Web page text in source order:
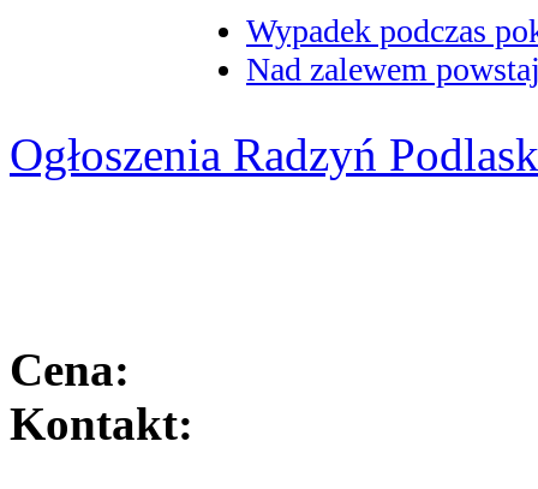
Wypadek podczas
Nad zalewem
Ogłoszenia Radzyń
Cena:
Kontakt: